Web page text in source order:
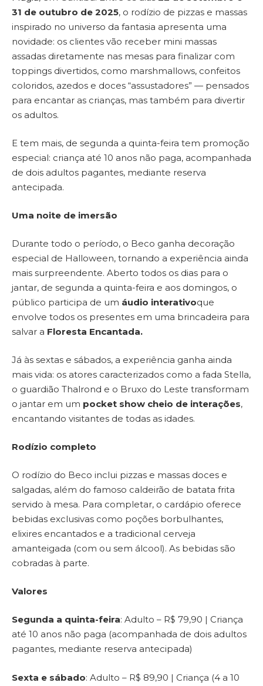
31 de outubro de 2025, o rodízio de pizzas e massas
inspirado no universo da fantasia apresenta uma
novidade: os clientes vão receber mini massas
assadas diretamente nas mesas para finalizar com
toppings divertidos, como marshmallows, confeitos
coloridos, azedos e doces “assustadores” — pensados
para encantar as crianças, mas também para divertir
os adultos.
E tem mais, de segunda a quinta-feira tem promoção
especial: criança até 10 anos não paga, acompanhada
de dois adultos pagantes, mediante reserva
antecipada.
Uma noite de imersão
Durante todo o período, o Beco ganha decoração
especial de Halloween, tornando a experiência ainda
mais surpreendente. Aberto todos os dias para o
jantar, de segunda a quinta-feira e aos domingos, o
público participa de um áudio interativoque
envolve todos os presentes em uma brincadeira para
salvar a Floresta Encantada.
Já às sextas e sábados, a experiência ganha ainda
mais vida: os atores caracterizados como a fada Stella,
o guardião Thalrond e o Bruxo do Leste transformam
o jantar em um pocket show cheio de interações,
encantando visitantes de todas as idades.
Rodízio completo
O rodízio do Beco inclui pizzas e massas doces e
salgadas, além do famoso caldeirão de batata frita
servido à mesa. Para completar, o cardápio oferece
bebidas exclusivas como poções borbulhantes,
elixires encantados e a tradicional cerveja
amanteigada (com ou sem álcool). As bebidas são
cobradas à parte.
Valores
Segunda a quinta-feira: Adulto – R$ 79,90 | Criança
até 10 anos não paga (acompanhada de dois adultos
pagantes, mediante reserva antecipada)
Sexta e sábado: Adulto – R$ 89,90 | Criança (4 a 10